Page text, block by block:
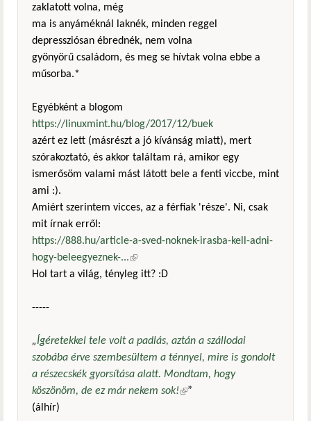
zaklatott volna, még
ma is anyáméknál laknék, minden reggel
depressziósan ébrednék, nem volna
gyönyörű családom, és meg se hívtak volna ebbe a
műsorba.*
Egyébként a blogom
https://linuxmint.hu/blog/2017/12/buek
azért ez lett (másrészt a jó kívánság miatt), mert
szórakoztató, és akkor találtam rá, amikor egy
ismerősöm valami mást látott bele a fenti viccbe, mint
ami :).
Amiért szerintem vicces, az a férfiak 'része'. Ni, csak
mit írnak erről:
https://888.hu/article-a-sved-noknek-irasba-kell-adni-
hogy-beleegyeznek-...(külső hivatkozás)
Hol tart a világ, tényleg itt? :D
-----
„Ígéretekkel tele volt a padlás, aztán a szállodai
szobába érve szembesültem a ténnyel, mire is gondolt
a részecskék gyorsítása alatt. Mondtam, hogy
köszönöm, de ez már nekem sok!(külső hivatkozás)
”
(álhír)